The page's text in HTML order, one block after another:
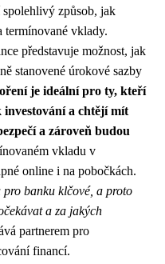
způsob, jak
termínované vklady.
představuje možnost, jak
stanovené úrokové sazby
je ideální pro ty, kteří
a chtějí mít
a zároveň budou
vkladu v
online i na pobočkách.
pro banku klčové, a proto
a za jakých
partnerem pro
financí.